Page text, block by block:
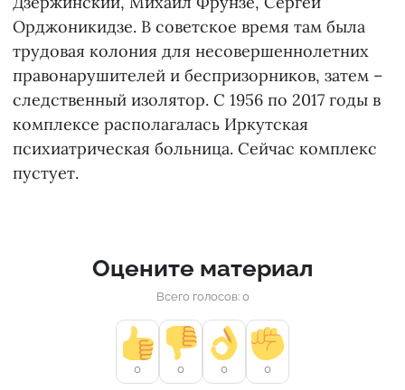
Орджоникидзе. В советское время там была
трудовая колония для несовершеннолетних
правонарушителей и беспризорников, затем –
следственный изолятор. С 1956 по 2017 годы в
комплексе располагалась Иркутская
психиатрическая больница. Сейчас комплекс
пустует.
Оцените материал
Всего голосов: 0
0 0 0 0